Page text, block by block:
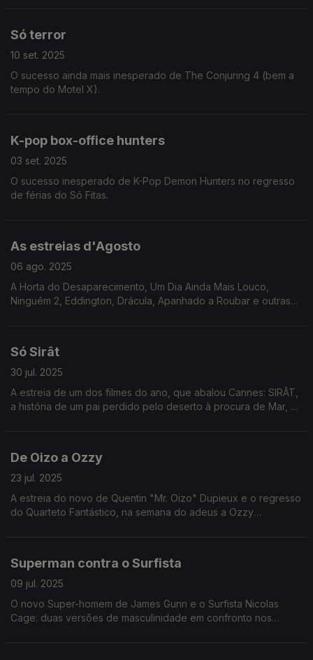
Só terror
10 set. 2025
O sucesso ainda mais inesperado de The Conjuring 4 (bem a
tempo do Motel X).
K-pop box-office hunters
03 set. 2025
O sucesso inesperado de K-Pop Demon Hunters no regresso
de férias do Só Fitas.
As estreias d'Agosto
06 ago. 2025
A Horta do Desaparecimento, Um Dia Ainda Mais Louco,
Ninguém 2, Eddington, Drácula, Apanhado a Roubar e outras
Só Sirât
30 jul. 2025
A estreia de um dos filmes do ano, que abalou Cannes: SIRÂT,
a história de um pai perdido pelo deserto à procura de Mar, a
De Oizo a Ozzy
23 jul. 2025
A estreia do novo de Quentin "Mr. Oizo" Dupieux e o regresso
do Quarteto Fantástico, na semana do adeus a Ozzy
Superman contra o Surfista
09 jul. 2025
O novo Super-homem de James Gunn e o Surfista Nicolas
Cage: duas versões de masculinidade em confronto nos